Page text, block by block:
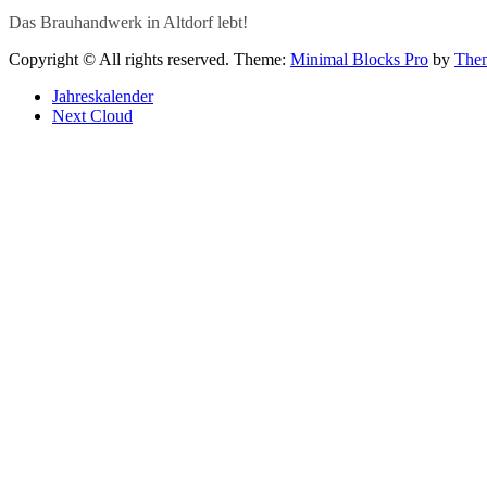
Das Brauhandwerk in Altdorf lebt!
Copyright © All rights reserved. Theme: Minimal Blocks Pro by
Jahreskalender
Next Cloud